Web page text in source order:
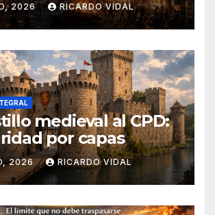
2026 RICARDO VIDAL
medieval al CPD:
por capas
2026 RICARDO VIDAL